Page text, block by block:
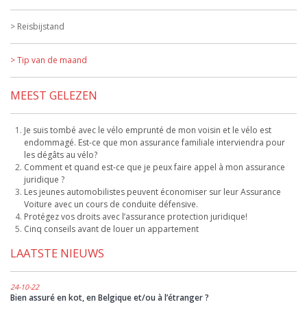
Reisbijstand
Tip van de maand
MEEST GELEZEN
Je suis tombé avec le vélo emprunté de mon voisin et le vélo est
endommagé. Est-ce que mon assurance familiale interviendra pour
les dégâts au vélo?
Comment et quand est-ce que je peux faire appel à mon assurance
juridique ?
Les jeunes automobilistes peuvent économiser sur leur Assurance
Voiture avec un cours de conduite défensive.
Protégez vos droits avec l’assurance protection juridique!
Cinq conseils avant de louer un appartement
LAATSTE NIEUWS
24-10-22
Bien assuré en kot, en Belgique et/ou à l’étranger ?